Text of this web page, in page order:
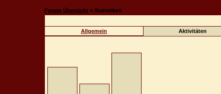
Forum Übersicht » Statistiken
Allgemein Aktivitäten